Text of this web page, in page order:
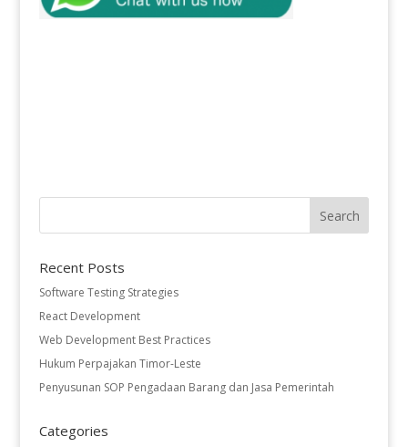
Recent Posts
Software Testing Strategies
React Development
Web Development Best Practices
Hukum Perpajakan Timor-Leste
Penyusunan SOP Pengadaan Barang dan Jasa Pemerintah
Categories